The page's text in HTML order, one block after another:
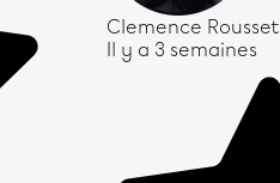
Clemence Rousset
Il y a 3 semaines